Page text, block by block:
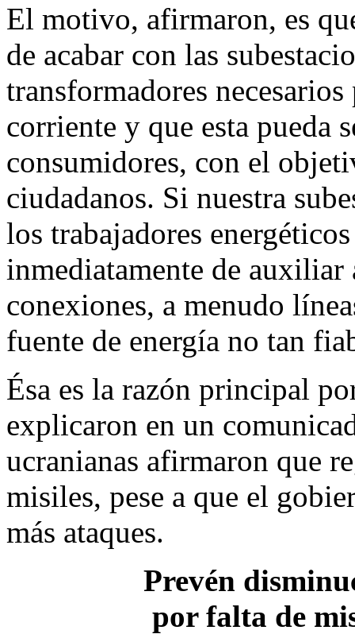
El motivo, afirmaron, es
de acabar con las
transformadores
corriente y que esta pueda
consumidores, con el
ciudadanos. Si nuestra
los trabajadores
inmediatamente de
conexiones, a menudo
fuente de energía no tan
Ésa es la razón principal
explicaron en un
ucranianas afirmaron que
misiles, pese a que el
más ataques.
Prevén
por falta de